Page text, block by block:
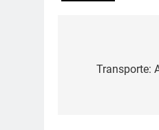
Transporte: